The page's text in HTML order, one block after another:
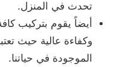
تحدث في المنزل.
أيضاً يقوم بتركيب
وكفاءة عالية حيث
الموجودة في حياتنا.